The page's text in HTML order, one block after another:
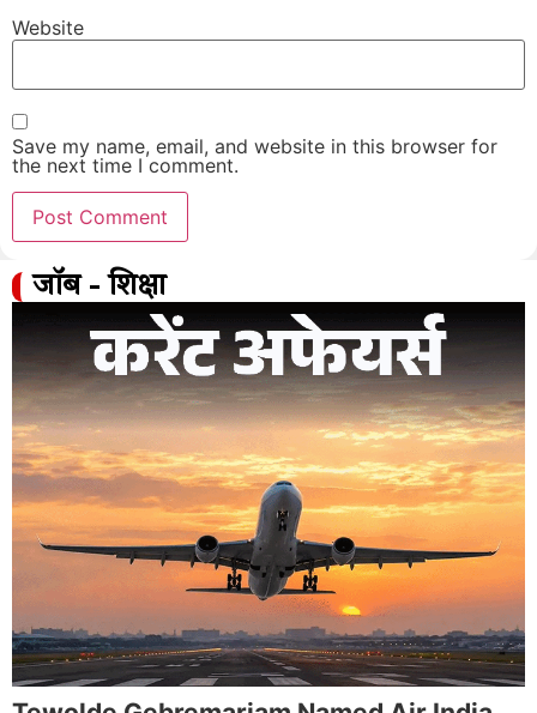
Website
Save my name, email, and website in this browser for
the next time I comment.
जॉब - शिक्षा